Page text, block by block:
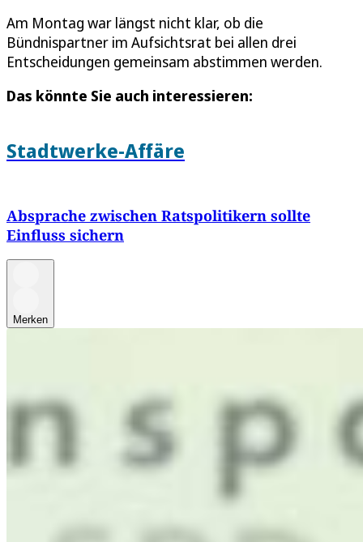
Am Montag war längst nicht klar, ob die
Bündnispartner im Aufsichtsrat bei allen drei
Entscheidungen gemeinsam abstimmen werden.
Das könnte Sie auch interessieren:
Stadtwerke-Affäre
Absprache zwischen Ratspolitikern sollte
Einfluss sichern
Merken